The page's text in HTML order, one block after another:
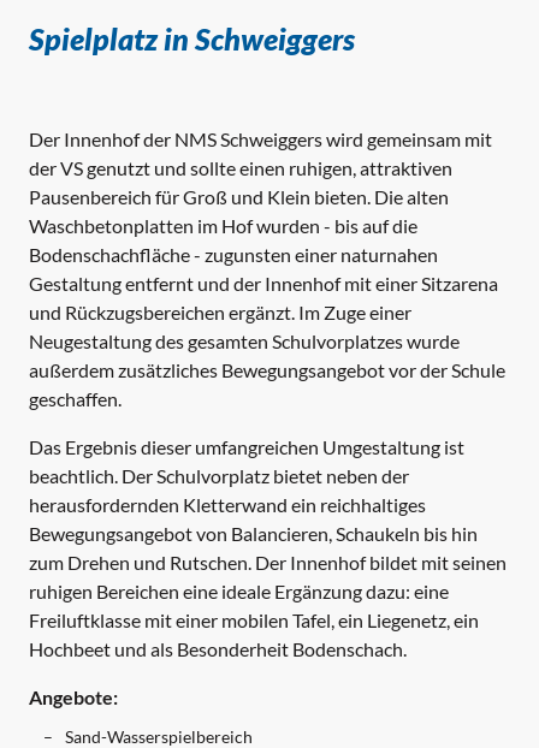
Spielplatz in Schweiggers
Der Innenhof der NMS Schweiggers wird gemeinsam mit
der VS genutzt und sollte einen ruhigen, attraktiven
Pausenbereich für Groß und Klein bieten. Die alten
Waschbetonplatten im Hof wurden - bis auf die
Bodenschachfläche - zugunsten einer naturnahen
Gestaltung entfernt und der Innenhof mit einer Sitzarena
und Rückzugsbereichen ergänzt. Im Zuge einer
Neugestaltung des gesamten Schulvorplatzes wurde
außerdem zusätzliches Bewegungsangebot vor der Schule
geschaffen.
Das Ergebnis dieser umfangreichen Umgestaltung ist
beachtlich. Der Schulvorplatz bietet neben der
herausfordernden Kletterwand ein reichhaltiges
Bewegungsangebot von Balancieren, Schaukeln bis hin
zum Drehen und Rutschen. Der Innenhof bildet mit seinen
ruhigen Bereichen eine ideale Ergänzung dazu: eine
Freiluftklasse mit einer mobilen Tafel, ein Liegenetz, ein
Hochbeet und als Besonderheit Bodenschach.
Angebote:
Sand-Wasserspielbereich